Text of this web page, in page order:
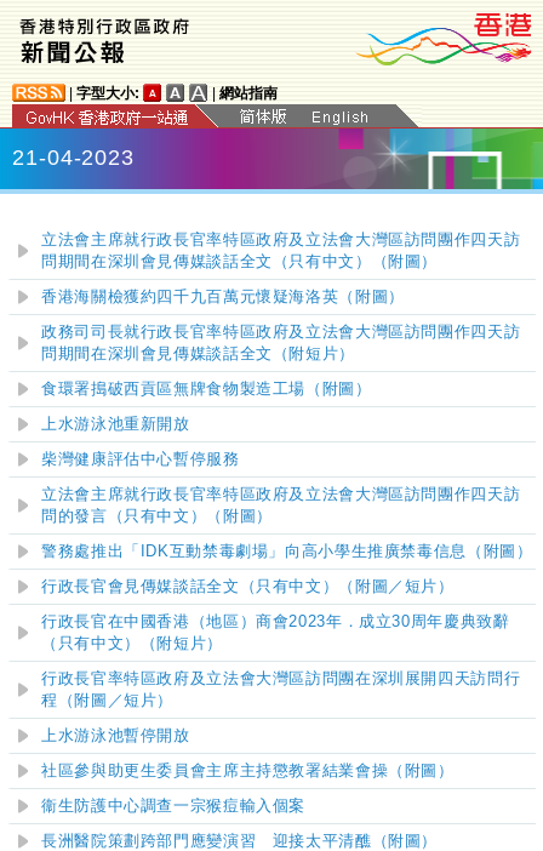
字型大小: 網站指南
21-04-2023
立法會主席就行政長官率特區政府及立法會大灣區訪問團作四天訪
問期間在深圳會見傳媒談話全文（只有中文）（附圖）
香港海關檢獲約四千九百萬元懷疑海洛英（附圖）
政務司司長就行政長官率特區政府及立法會大灣區訪問團作四天訪
問期間在深圳會見傳媒談話全文
（附短片）
食環署搗破西貢區無牌食物製造工場（附圖）
上水游泳池重新開放
柴灣健康評估中心暫停服務
立法會主席就行政長官率特區政府及立法會大灣區訪問團作四天訪
問的發言（只有中文）（附圖）
警務處推出「IDK互動禁毒劇場」向高小學生推廣禁毒信息（附圖）
行政長官會見傳媒談話全文（只有中文）（附圖／短片）
行政長官在中國香港（地區）商會2023年．成立30周年慶典致辭
（只有中文）（附短片）
行政長官率特區政府及立法會大灣區訪問團在深圳展開四天訪問行
程
（附圖／短片）
上水游泳池暫停開放
社區參與助更生委員會主席主持懲教署結業會操（附圖）
衞生防護中心調查一宗猴痘輸入個案
長洲醫院策劃跨部門應變演習 迎接太平清醮 （附圖）